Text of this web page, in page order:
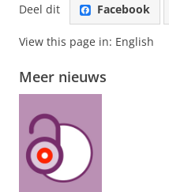
Deel dit Facebook
View this page in: English
Meer nieuws